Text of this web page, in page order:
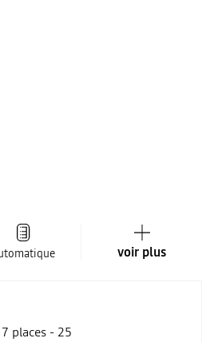
voir plus
places - 25